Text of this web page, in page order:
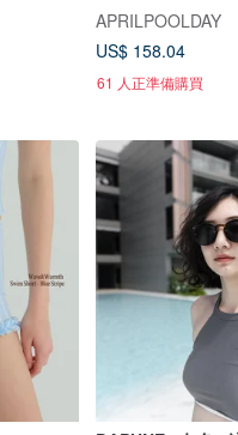
APRILPOOLDAY
US$ 158.04
61 人正準備購買